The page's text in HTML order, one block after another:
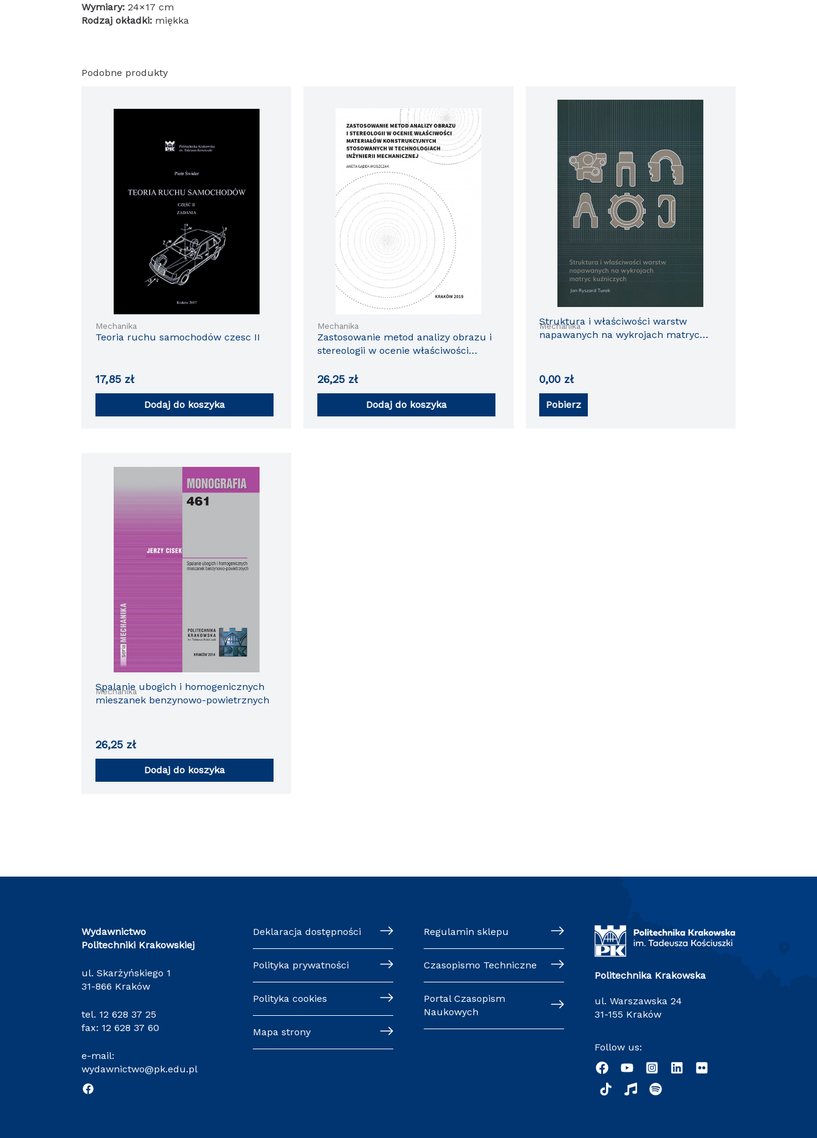
Wymiary:24×17 cm
Rodzaj okładki: miękka
Podobne produkty
Mechanika
Teoria ruchu samochodów czesc II
17,85 zł
Dodaj do koszyka
Mechanika
Zastosowanie metod analizy obrazu i
stereologii w ocenie właściwości
stosowanych w technologiach
inżynierii mechanicznej
26,25 zł
Dodaj do koszyka
Mechanika
Struktura i właściwości warstw
napawanych na wykrojach matryc
0,00 zł
Pobierz
Mechanika
Spalanie ubogich i homogenicznych
mieszanek benzynowo-powietrznych
26,25 zł
Dodaj do koszyka
Wydawnictwo
Politechniki Krakowskiej
ul. Skarżyńskiego 1
31-866 Kraków
tel. 12 628 37 25
fax: 12 628 37 60
e-mail:
wydawnictwo@pk.edu.pl
Deklaracja dostępności
Polityka prywatności
Polityka cookies
Mapa strony
Regulamin sklepu
Czasopismo Techniczne
Portal Czasopism
Naukowych
Politechnika Krakowska
ul. Warszawska 24
31-155 Kraków
Follow us: